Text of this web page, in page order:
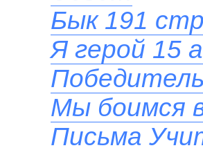
Бык 191
Я герой 15
Мы боимся
Письма